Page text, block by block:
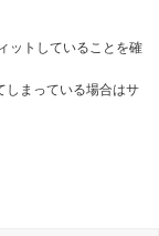
ットしていることを確
しまっている場合はサ